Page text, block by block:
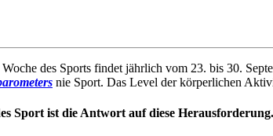
des Sports findet jährlich vom 23. bis 30.
nie Sport. Das Level der körperlichen
Sport ist die Antwort auf diese Herausforderung.